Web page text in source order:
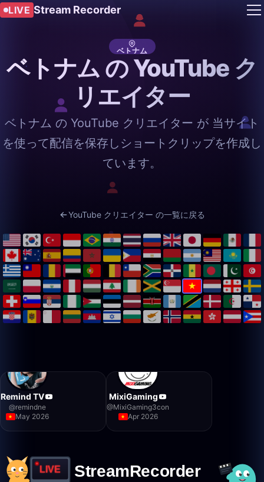
LIVE Stream Recorder
ベトナム
ベトナム の YouTube ク
リエイター
ベトナム の YouTube クリエイター が 当サイト
を使って配信を保存しショートクリップを作成し
ています。
YouTube クリエイター の一覧に戻る
Remind TV
@remindne
May 2026
MixiGaming
@MixiGaming3con
Apr 2026